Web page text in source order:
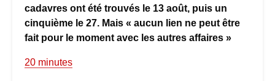
cadavres ont été trouvés le 13 août, puis un
cinquième le 27. Mais « aucun lien ne peut être
fait pour le moment avec les autres affaires »
20 minutes